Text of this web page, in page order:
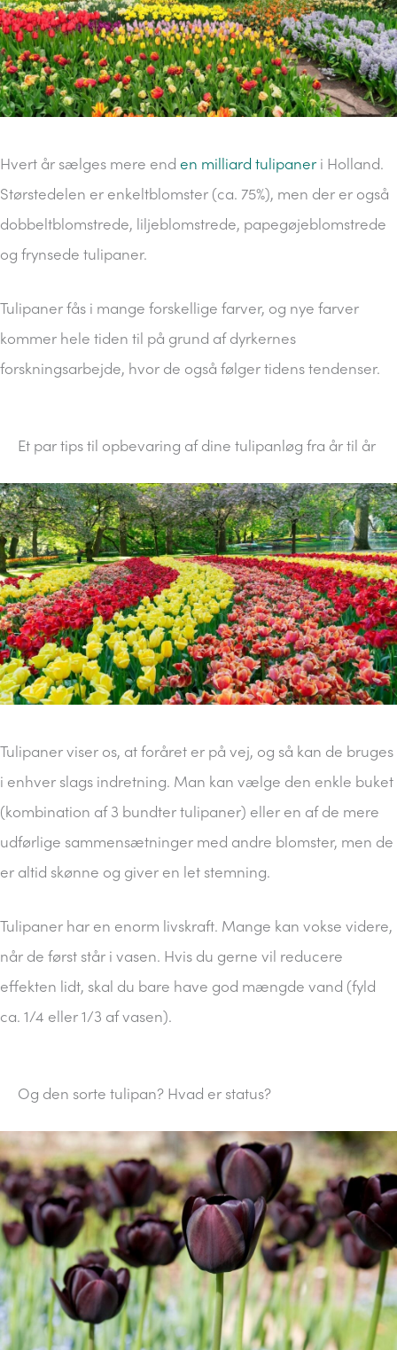
Hvert år sælges mere end en milliard tulipaneri Holland.
Størstedelen er enkeltblomster (ca. 75%), men der er også
dobbeltblomstrede, liljeblomstrede, papegøjeblomstrede
og frynsede tulipaner.
Tulipaner fås i mange forskellige farver, og nye farver
kommer hele tiden til på grund af dyrkernes
forskningsarbejde, hvor de også følger tidens tendenser.
Et par tips til opbevaring af dine tulipanløg fra år til år
Tulipaner viser os, at foråret er på vej, og så kan de bruges
i enhver slags indretning. Man kan vælge den enkle buket
(kombination af 3 bundter tulipaner) eller en af de mere
udførlige sammensætninger med andre blomster, men de
er altid skønne og giver en let stemning.
Tulipaner har en enorm livskraft. Mange kan vokse videre,
når de først står i vasen. Hvis du gerne vil reducere
effekten lidt, skal du bare have god mængde vand (fyld
ca. 1/4 eller 1/3 af vasen).
Og den sorte tulipan? Hvad er status?